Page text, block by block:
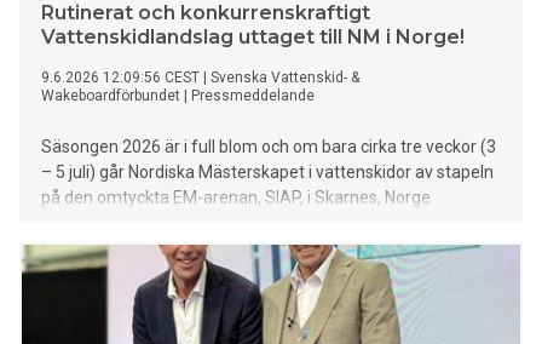
Rutinerat och konkurrenskraftigt
Vattenskidlandslag uttaget till NM i Norge!
9.6.2026 12:09:56 CEST
Svenska Vattenskid- &
Wakeboardförbundet
Pressmeddelande
Säsongen 2026 är i full blom och om bara cirka tre veckor (3
– 5 juli) går Nordiska Mästerskapet i vattenskidor av stapeln
på den omtyckta EM-arenan, SIAP, i Skarnes, Norge.